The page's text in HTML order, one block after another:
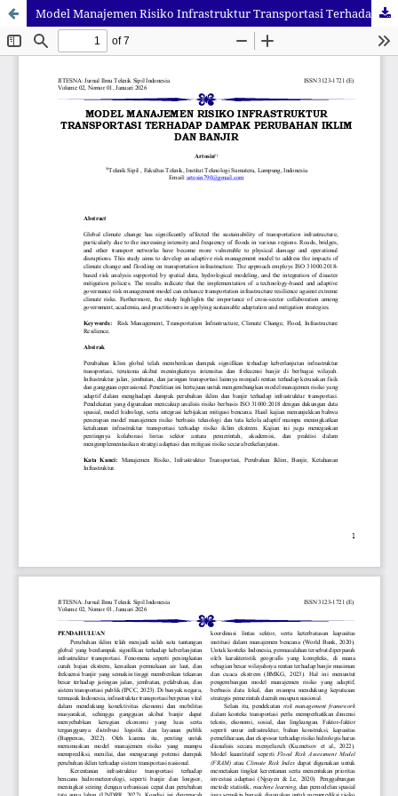
Model Manajemen Risiko Infrastruktur Transportasi Terhadap Dampak Perubahan Iklim Dan Banjir